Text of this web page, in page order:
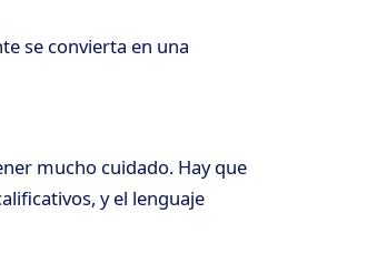
se convierta en una
mucho cuidado. Hay que
y el lenguaje